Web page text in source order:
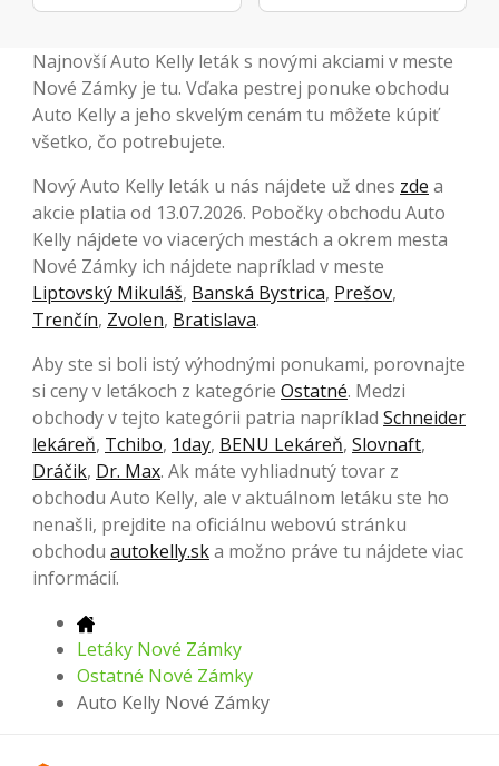
Najnovší Auto Kelly leták s novými akciami v meste
Nové Zámky je tu. Vďaka pestrej ponuke obchodu
Auto Kelly a jeho skvelým cenám tu môžete kúpiť
všetko, čo potrebujete.
Nový Auto Kelly leták u nás nájdete už dnes zde a
akcie platia od 13.07.2026. Pobočky obchodu Auto
Kelly nájdete vo viacerých mestách a okrem mesta
Nové Zámky ich nájdete napríklad v meste
Liptovský Mikuláš, Banská Bystrica, Prešov,
Trenčín, Zvolen, Bratislava.
Aby ste si boli istý výhodnými ponukami, porovnajte
si ceny v letákoch z kategórie Ostatné. Medzi
obchody v tejto kategórii patria napríklad Schneider
lekáreň, Tchibo, 1day, BENU Lekáreň, Slovnaft,
Dráčik, Dr. Max. Ak máte vyhliadnutý tovar z
obchodu Auto Kelly, ale v aktuálnom letáku ste ho
nenašli, prejdite na oficiálnu webovú stránku
obchodu autokelly.ska možno práve tu nájdete viac
informácií.
Letáky Nové Zámky
Ostatné Nové Zámky
Auto Kelly Nové Zámky